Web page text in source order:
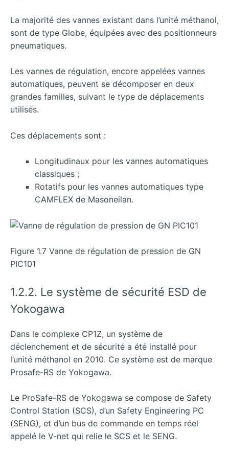
La majorité des vannes existant dans l’unité méthanol,
sont de type Globe, équipées avec des positionneurs
pneumatiques.
Les vannes de régulation, encore appelées vannes
automatiques, peuvent se décomposer en deux
grandes familles, suivant le type de déplacements
utilisés.
Ces déplacements sont :
Longitudinaux pour les vannes automatiques
classiques ;
Rotatifs pour les vannes automatiques type
CAMFLEX de Masoneilan.
Figure 1.7 Vanne de régulation de pression de GN
PIC101
1.2.2. Le système de sécurité ESD de
Yokogawa
Dans le complexe CP1Z, un système de
déclenchement et de sécurité a été installé pour
l’unité méthanol en 2010. Ce système est de marque
Prosafe-RS de Yokogawa.
Le ProSafe-RS de Yokogawa se compose de Safety
Control Station (SCS), d’un Safety Engineering PC
(SENG), et d’un bus de commande en temps réel
appelé le V-net qui relie le SCS et le SENG.